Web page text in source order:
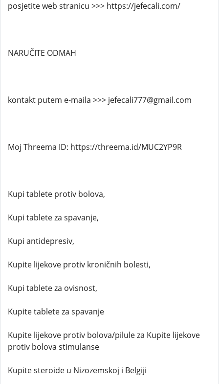
posjetite web stranicu >>> https://jefecali.com/
NARUČITE ODMAH
kontakt putem e-maila >>> jefecali777@gmail.com
Moj Threema ID: https://threema.id/MUC2YP9R
Kupi tablete protiv bolova,
Kupi tablete za spavanje,
Kupi antidepresiv,
Kupite lijekove protiv kroničnih bolesti,
Kupi tablete za ovisnost,
Kupite tablete za spavanje
Kupite lijekove protiv bolova/pilule za Kupite lijekove
protiv bolova stimulanse
Kupite steroide u Nizozemskoj i Belgiji